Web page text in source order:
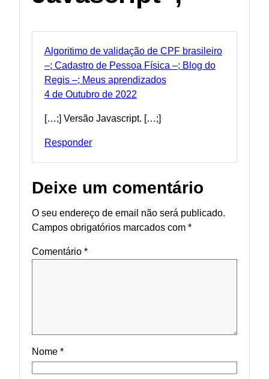
Algoritimo de validação de CPF brasileiro
–; Cadastro de Pessoa Física –; Blog do
Regis –; Meus aprendizados
4 de Outubro de 2022
[…;] Versão Javascript. […;]
Responder
Deixe um comentário
O seu endereço de email não será publicado.
Campos obrigatórios marcados com *
Comentário *
Nome *